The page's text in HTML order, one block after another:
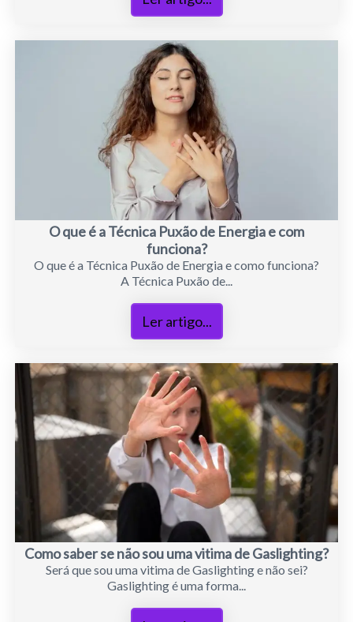
O que é a Técnica Puxão de Energia e com
funciona?
O que é a Técnica Puxão de Energia e como funciona?
A Técnica Puxão de...
Ler artigo...
Como saber se não sou uma vitima de Gaslighting?
Será que sou uma vitima de Gaslighting e não sei?
Gaslighting é uma forma...